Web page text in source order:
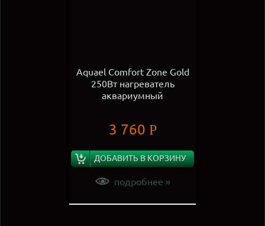
Aquael Comfort Zone Gold
250Вт нагреватель
аквариумный
3 760 Р
ДОБАВИТЬ В КОРЗИНУ
подробнее »